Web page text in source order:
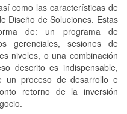
como las características de
Diseño de Soluciones. Estas
de: un programa de
gerenciales, sesiones de
niveles, o una combinación
descrito es indispensable,
un proceso de desarrollo e
retorno de la inversión